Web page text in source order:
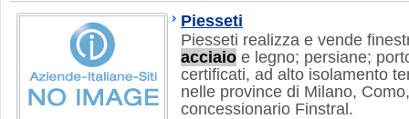
Piesseti
Piesseti realizza e vende
acciaio e legno; persiane;
certificati, ad alto isolamento
nelle province di Milano,
concessionario Finstral.